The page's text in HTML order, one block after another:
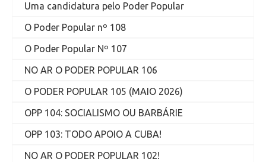
Uma candidatura pelo Poder Popular
O Poder Popular nº 108
O Poder Popular Nº 107
NO AR O PODER POPULAR 106
O PODER POPULAR 105 (MAIO 2026)
OPP 104: SOCIALISMO OU BARBÁRIE
OPP 103: TODO APOIO A CUBA!
NO AR O PODER POPULAR 102!